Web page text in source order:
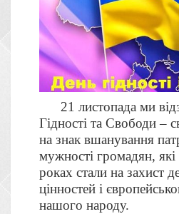
21 листопада ми
Гідності та Свободи –
на знак вшанування
мужності громадян,
роках стали на захист
цінностей і
нашого народу.